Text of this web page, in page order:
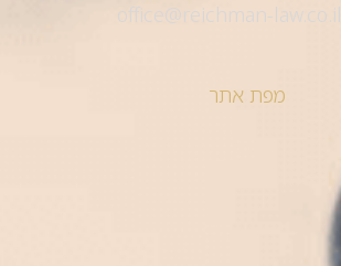
office@reichman-law.co.il
מפת אתר